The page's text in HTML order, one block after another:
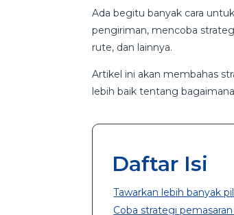
Ada begitu banyak cara
pengiriman, mencoba
rute, dan lainnya.
Artikel ini akan membahas
lebih baik tentang
Daftar Isi
Tawarkan lebih banyak
Coba strategi